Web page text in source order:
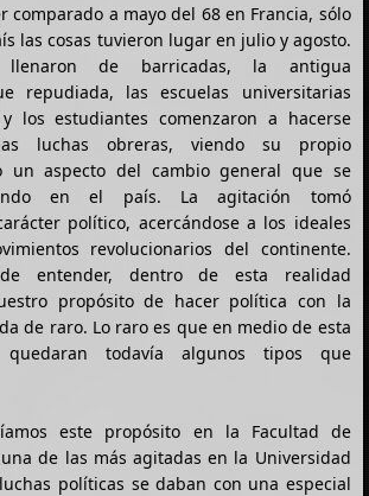
comparado a mayo del 68 en Francia, sólo
las cosas tuvieron lugar en julio y agosto.
de barricadas, la antigua
repudiada, las escuelas universitarias
los estudiantes comenzaron a hacerse
luchas obreras, viendo su propio
un aspecto del cambio general que se
en el país. La agitación tomó
político, acercándose a los ideales
revolucionarios del continente.
entender, dentro de esta realidad
propósito de hacer política con la
de raro. Lo raro es que en medio de esta
todavía algunos tipos que
este propósito en la Facultad de
de las más agitadas en la Universidad
políticas se daban con una especial